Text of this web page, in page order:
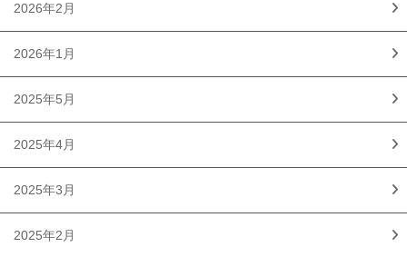
2026年2月
2026年1月
2025年5月
2025年4月
2025年3月
2025年2月